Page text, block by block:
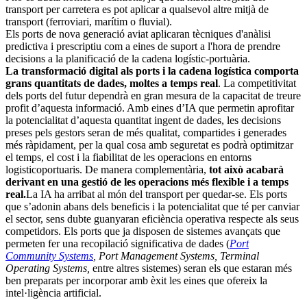
transport per carretera es pot aplicar a qualsevol altre mitjà de
transport (ferroviari, marítim o fluvial).
Els ports de nova generació aviat aplicaran tècniques d'anàlisi
predictiva i prescriptiu com a eines de suport a l'hora de prendre
decisions a la planificació de la cadena logístic-portuària.
La transformació digital als ports i la cadena logística comporta
grans quantitats de dades, moltes a temps real. La competitivitat
dels ports del futur dependrà en gran mesura de la capacitat de treure
profit d’aquesta informació. Amb eines d’IA que permetin aprofitar
la potencialitat d’aquesta quantitat ingent de dades, les decisions
preses pels gestors seran de més qualitat, compartides i generades
més ràpidament, per la qual cosa amb seguretat es podrà optimitzar
el temps, el cost i la fiabilitat de les operacions en entorns
logisticoportuaris. De manera complementària, tot això acabarà
derivant en una gestió de les operacions més flexible i a temps
real.La IA ha arribat al món del transport per quedar-se. Els ports
que s’adonin abans dels beneficis i la potencialitat que té per canviar
el sector, sens dubte guanyaran eficiència operativa respecte als seus
competidors. Els ports que ja disposen de sistemes avançats que
permeten fer una recopilació significativa de dades (Port
Community Systems , Port Management Systems, Terminal
Operating Systems, entre altres sistemes) seran els que estaran més
ben preparats per incorporar amb èxit les eines que ofereix la
intel·ligència artificial.